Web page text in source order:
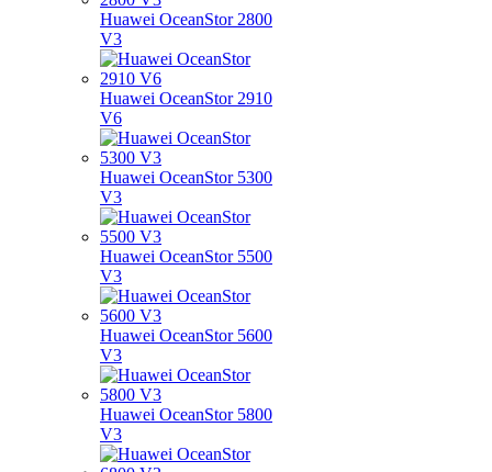
Huawei OceanStor 2800
V3
Huawei OceanStor 2910
V6
Huawei OceanStor 5300
V3
Huawei OceanStor 5500
V3
Huawei OceanStor 5600
V3
Huawei OceanStor 5800
V3